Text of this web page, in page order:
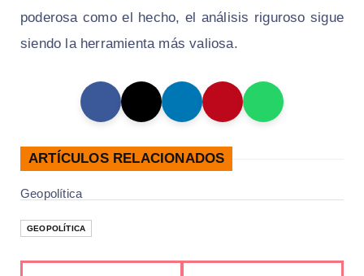
poderosa como el hecho, el análisis riguroso sigue
siendo la herramienta más valiosa.
ARTÍCULOS RELACIONADOS
Geopolítica
GEOPOLÍTICA